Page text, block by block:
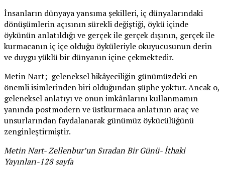
İnsanların dünyaya yansıma şekilleri, iç dünyalarındaki
dönüşümlerin açısının sürekli değiştiği, öykü içinde
öykünün anlatıldığı ve gerçek ile gerçek dışının, gerçek ile
kurmacanın iç içe olduğu öyküleriyle okuyucusunun derin
ve duygu yüklü bir dünyanın içine çekmektedir.
Metin Nart; geleneksel hikâyeciliğin günümüzdeki en
önemli isimlerinden biri olduğundan şüphe yoktur. Ancak o,
geleneksel anlatıyı ve onun imkânlarını kullanmamın
yanında postmodern ve üstkurmaca anlatının araç ve
unsurlarından faydalanarak günümüz öykücülüğünü
zenginleştirmiştir.
Metin Nart- Zellenbur’un Sıradan Bir Günü- İthaki
Yayınları-128 sayfa